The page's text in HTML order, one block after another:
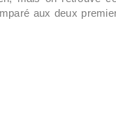
aux deux